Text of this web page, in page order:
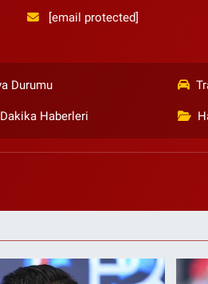
[email protected]
Durumu
Haberleri